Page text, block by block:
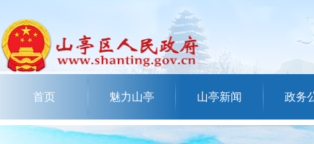
首页 魅力山亭 山亭新闻 政务